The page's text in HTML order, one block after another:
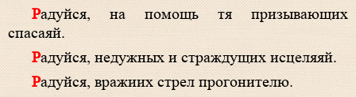
Радуйся, на помощь тя призывающих
спасаяй.
Радуйся, недужных и страждущих исцеляяй.
Радуйся, вражиих стрел прогонителю.